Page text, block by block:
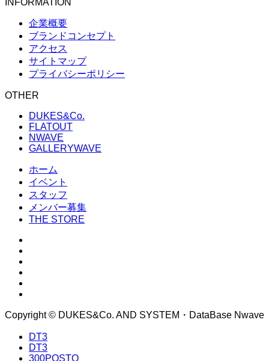
INFORMATION
企業概要
ブランドコンセプト
アクセス
サイトマップ
プライバシーポリシー
OTHER
DUKES&Co.
FLATOUT
NWAVE
GALLERYWAVE
ホーム
イベント
スタッフ
メンバー募集
THE STORE
Copyright © DUKES&Co. AND SYSTEM・DataBase Nwave
DT3
DT3
300POSTO